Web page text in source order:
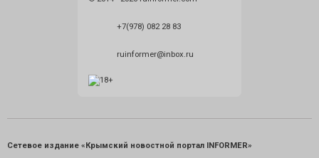
+7(978) 082 28 83
ruinformer@inbox.ru
Сетевое издание «Крымский новостной портал INFORMER»